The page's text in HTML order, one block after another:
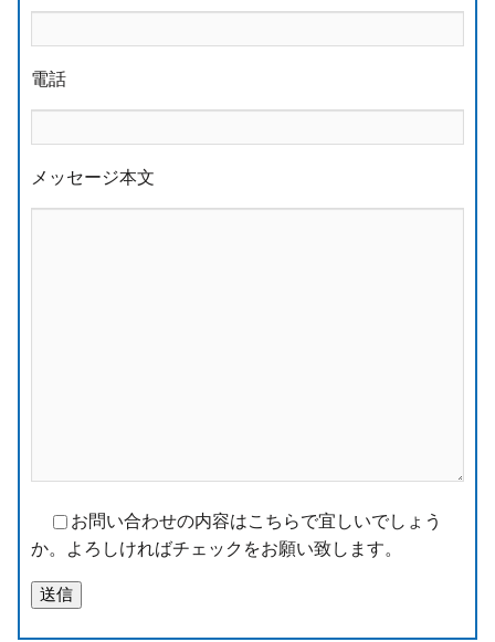
電話
メッセージ本文
お問い合わせの内容はこちらで宜しいでしょう
か。よろしければチェックをお願い致します。